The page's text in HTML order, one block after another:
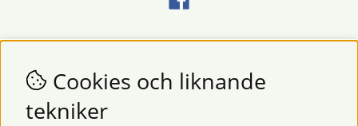
Nyhetsbrev
Vill du få nyheter och erbjudanden från oss? Fyll då i din e-
postadress i fältet nedan.
Cookies och liknande
tekniker